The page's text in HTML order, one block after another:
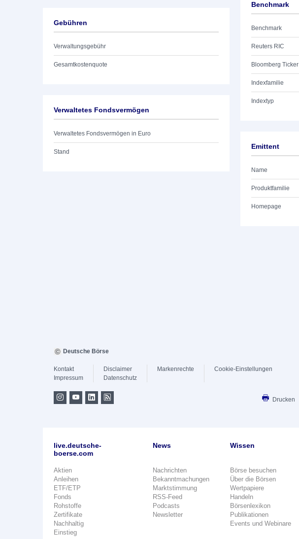
Gebühren
Verwaltungsgebühr
Gesamtkostenquote
Verwaltetes Fondsvermögen
Verwaltetes Fondsvermögen in Euro
Stand
Benchmark
Benchmark
Reuters RIC
Bloomberg Ticker
Indexfamilie
Indextyp
Emittent
Name
Produktfamilie
Homepage
Deutsche Börse
Kontakt
Impressum
Disclaimer
Datenschutz
Markenrechte Cookie-Einstellungen
Drucken
live.deutsche-
boerse.com
Aktien
Anleihen
ETF/ETP
Fonds
Rohstoffe
Zertifikate
Nachhaltig
Einstieg
News
Nachrichten
Bekanntmachungen
Marktstimmung
RSS-Feed
Podcasts
Newsletter
Wissen
Börse besuchen
Über die Börsen
Wertpapiere
Handeln
Börsenlexikon
Publikationen
Events und Webinare